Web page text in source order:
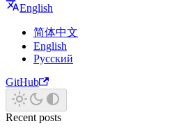
English
简体中文
English
Русский
GitHub
Recent posts